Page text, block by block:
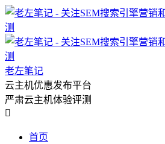
老左笔记
云主机优惠发布平台
严肃云主机体验评测

首页